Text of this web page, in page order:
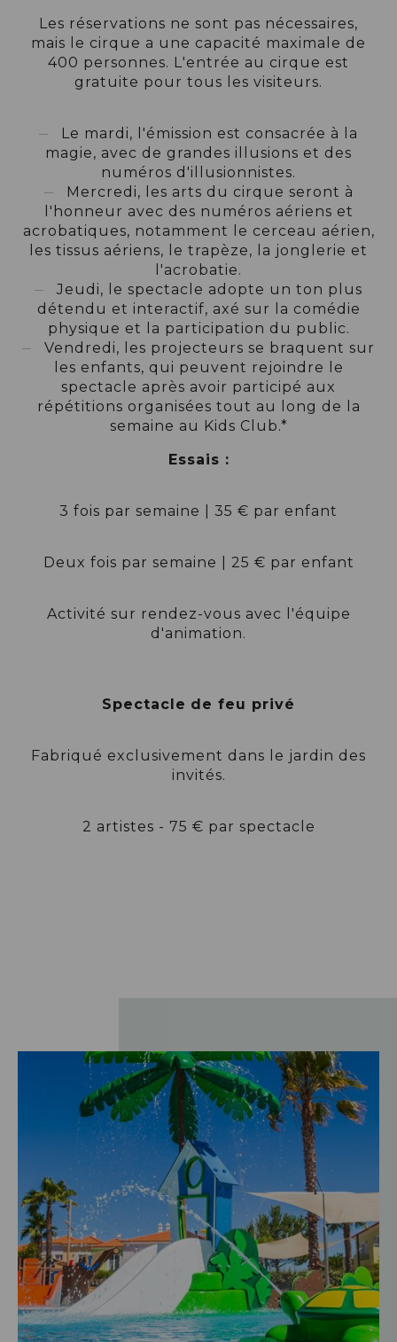
Les réservations ne sont pas nécessaires,
mais le cirque a une capacité maximale de
400 personnes. L'entrée au cirque est
gratuite pour tous les visiteurs.
Le mardi, l'émission est consacrée à la
magie, avec de grandes illusions et des
numéros d'illusionnistes.
Mercredi, les arts du cirque seront à
l'honneur avec des numéros aériens et
acrobatiques, notamment le cerceau aérien,
les tissus aériens, le trapèze, la jonglerie et
l'acrobatie.
Jeudi, le spectacle adopte un ton plus
détendu et interactif, axé sur la comédie
physique et la participation du public.
Vendredi, les projecteurs se braquent sur
les enfants, qui peuvent rejoindre le
spectacle après avoir participé aux
répétitions organisées tout au long de la
semaine au Kids Club.*
Essais :
3 fois par semaine | 35 € par enfant
Deux fois par semaine | 25 € par enfant
Activité sur rendez-vous avec l'équipe
d'animation.
Spectacle de feu privé
Fabriqué exclusivement dans le jardin des
invités.
2 artistes - 75 € par spectacle